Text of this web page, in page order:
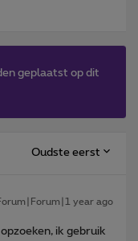
geplaatst op dit
Oudste eerst
year ago
ik gebruik